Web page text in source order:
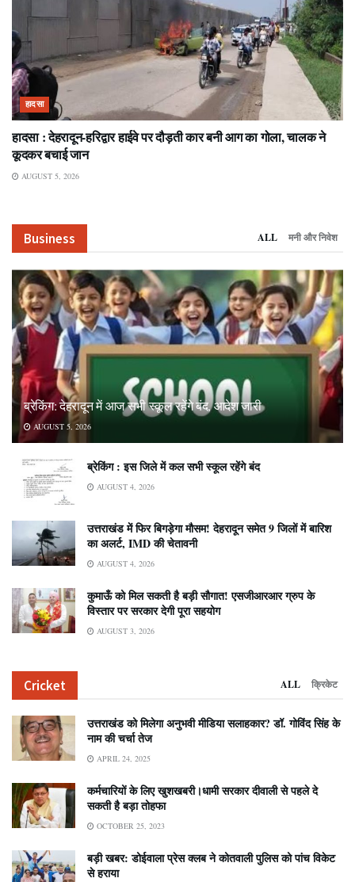
हादसा
हादसा : देहरादून-हरिद्वार हाईवे पर दौड़ती कार बनी आग का गोला, चालक ने
कूदकर बचाई जान
AUGUST 5, 2026
Business ALL मनी और निवेश
ब्रेकिंग: देहरादून में आज सभी स्कूल रहेंगे बंद, आदेश जारी
AUGUST 5, 2026
ब्रेकिंग : इस जिले में कल सभी स्कूल रहेंगे बंद
AUGUST 4, 2026
उत्तराखंड में फिर बिगड़ेगा मौसम! देहरादून समेत 9 जिलों में बारिश
का अलर्ट, IMD की चेतावनी
AUGUST 4, 2026
कुमाऊँ को मिल सकती है बड़ी सौगात! एसजीआरआर ग्रुप के
विस्तार पर सरकार देगी पूरा सहयोग
AUGUST 3, 2026
Cricket ALL क्रिकेट
उत्तराखंड को मिलेगा अनुभवी मीडिया सलाहकार? डॉ. गोविंद सिंह के
नाम की चर्चा तेज
APRIL 24, 2025
कर्मचारियों के लिए खुशखबरी।धामी सरकार दीवाली से पहले दे
सकती है बड़ा तोहफा
OCTOBER 25, 2023
बड़ी खबर: डोईवाला प्रेस क्लब ने कोतवाली पुलिस को पांच विकेट
से हराया